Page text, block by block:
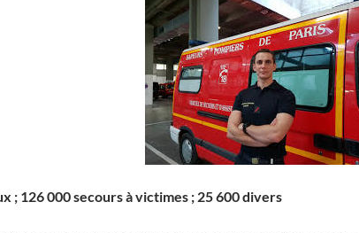
; 126 000 secours à victimes ; 25 600 divers